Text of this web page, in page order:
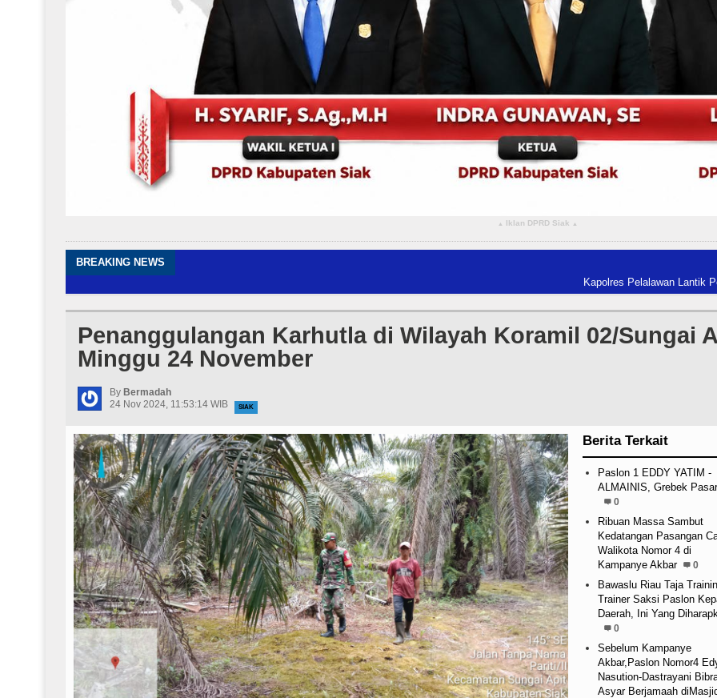
▴ Iklan DPRD Siak ▴
BREAKING NEWS
Kapolres Pelalawan Lantik Pengurus
Penanggulangan Karhutla di Wilayah Koramil 02/Sungai
Minggu 24 November
By Bermadah
24 Nov 2024, 11:53:14 WIB
SIAK
Berita Terkait
Paslon 1 EDDY YATIM -
ALMAINIS, Grebek Pasar
0
Ribuan Massa Sambut
Kedatangan Pasangan
Walikota Nomor 4 di
Kampanye Akbar
0
Bawaslu Riau Taja
Trainer Saksi Paslon
Daerah, Ini Yang
0
Sebelum Kampanye
Akbar,Paslon Nomor4
Nasution-Dastrayani
Asyar Berjamaah